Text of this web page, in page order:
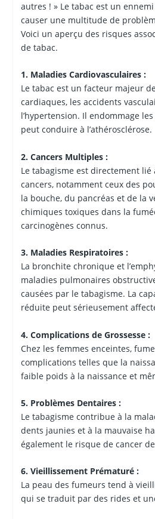
autres ! » Le tabac est un
causer une multitude de
Voici un aperçu des risques
de tabac.
1. Maladies Cardiovasculaires :
Le tabac est un facteur majeur
cardiaques, les accidents
l’hypertension. Il endommage
peut conduire à l’athérosclérose.
2. Cancers Multiples :
Le tabagisme est directement lié
cancers, notamment ceux des
la bouche, du pancréas et de la
chimiques toxiques dans la
carcinogènes connus.
3. Maladies Respiratoires :
La bronchite chronique et
maladies pulmonaires
causées par le tabagisme. La
réduite peut sérieusement
4. Complications de Grossesse :
Chez les femmes enceintes,
complications telles que la
faible poids à la naissance et
5. Problèmes Dentaires :
Le tabagisme contribue à la
dents jaunies et à la mauvaise
également le risque de cancer
6. Vieillissement Prématuré :
La peau des fumeurs tend à
qui se traduit par des rides et